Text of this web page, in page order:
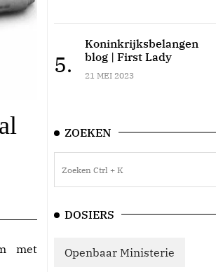
met
5.
Koninkrijksbelangen
blog | First Lady
21 MEI 2023
ZOEKEN
DOSIERS
Openbaar Ministerie